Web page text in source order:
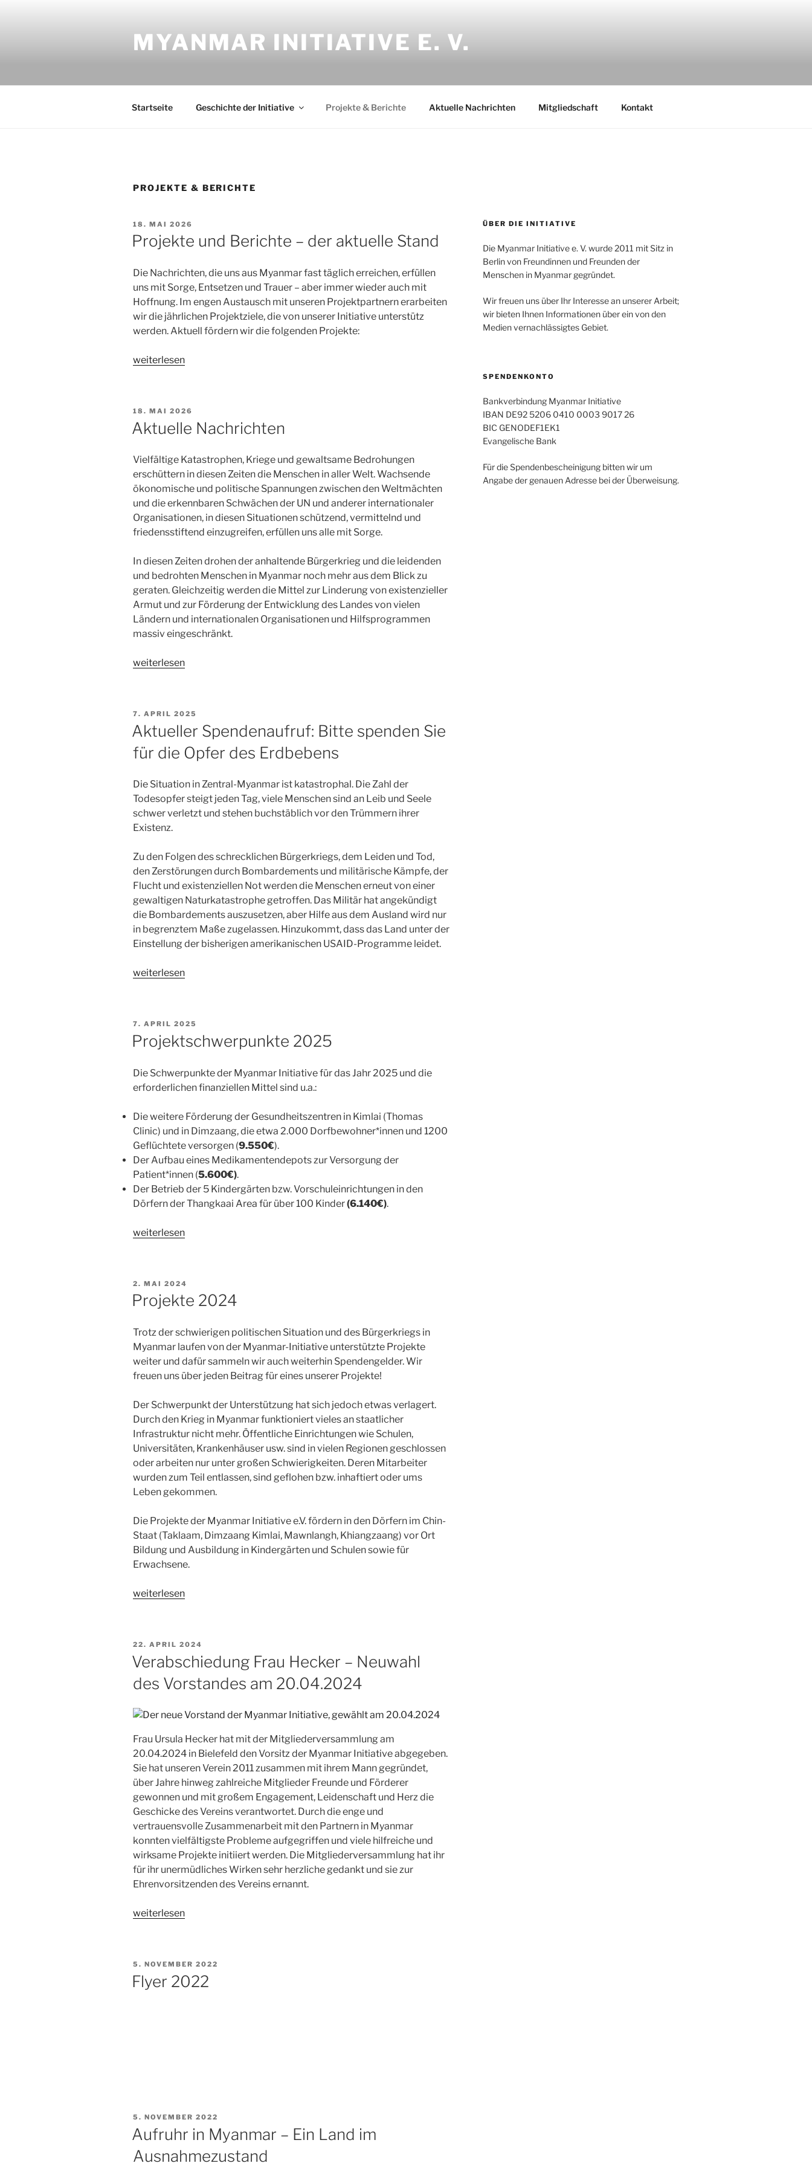
MYANMAR INITIATIVE E. V.
Startseite Geschichte der Initiative Projekte & Berichte Aktuelle Nachrichten Mitgliedschaft Kontakt
PROJEKTE & BERICHTE
VERÖFFENTLICHT
AM
18. MAI 2026
Projekte und Berichte – der aktuelle Stand
Die Nachrichten, die uns aus Myanmar fast täglich erreichen, erfüllen
uns mit Sorge, Entsetzen und Trauer – aber immer wieder auch mit
Hoffnung. Im engen Austausch mit unseren Projektpartnern erarbeiten
wir die jährlichen Projektziele, die von unserer Initiative unterstütz
werden. Aktuell fördern wir die folgenden Projekte:
„Projekte
der
aktuelle
weiterlesen
VERÖFFENTLICHT
18. MAI 2026
Aktuelle Nachrichten
Vielfältige Katastrophen, Kriege und gewaltsame Bedrohungen
erschüttern in diesen Zeiten die Menschen in aller Welt. Wachsende
ökonomische und politische Spannungen zwischen den Weltmächten
und die erkennbaren Schwächen der UN und anderer internationaler
Organisationen, in diesen Situationen schützend, vermittelnd und
friedensstiftend einzugreifen, erfüllen uns alle mit Sorge.
In diesen Zeiten drohen der anhaltende Bürgerkrieg und die leidenden
und bedrohten Menschen in Myanmar noch mehr aus dem Blick zu
geraten. Gleichzeitig werden die Mittel zur Linderung von existenzieller
Armut und zur Förderung der Entwicklung des Landes von vielen
Ländern und internationalen Organisationen und Hilfsprogrammen
massiv eingeschränkt.
„Aktuelle
weiterlesen
VERÖFFENTLICHT
AM
7. APRIL 2025
Aktueller Spendenaufruf: Bitte spenden Sie
für die Opfer des Erdbebens
Die Situation in Zentral-Myanmar ist katastrophal. Die Zahl der
Todesopfer steigt jeden Tag, viele Menschen sind an Leib und Seele
schwer verletzt und stehen buchstäblich vor den Trümmern ihrer
Existenz.
Zu den Folgen des schrecklichen Bürgerkriegs, dem Leiden und Tod,
den Zerstörungen durch Bombardements und militärische Kämpfe, der
Flucht und existenziellen Not werden die Menschen erneut von einer
gewaltigen Naturkatastrophe getroffen. Das Militär hat angekündigt
die Bombardements auszusetzen, aber Hilfe aus dem Ausland wird nur
in begrenztem Maße zugelassen. Hinzukommt, dass das Land unter der
Einstellung der bisherigen amerikanischen USAID-Programme leidet.
„Aktueller
für
Opfer
des
weiterlesen
VERÖFFENTLICHT
AM
7. APRIL 2025
Projektschwerpunkte 2025
Die Schwerpunkte der Myanmar Initiative für das Jahr 2025 und die
erforderlichen finanziellen Mittel sind u.a.:
Die weitere Förderung der Gesundheitszentren in Kimlai (Thomas
Clinic) und in Dimzaang, die etwa 2.000 Dorfbewohner*innen und 1200
Geflüchtete versorgen (9.550€).
Der Aufbau eines Medikamentendepots zur Versorgung der
Patient*innen (5.600€).
Der Betrieb der 5 Kindergärten bzw. Vorschuleinrichtungen in den
Dörfern der Thangkaai Area für über 100 Kinder(6.140€).
„Projektschwerpunkte
weiterlesen
VERÖFFENTLICHT
AM
2. MAI 2024
Projekte 2024
Trotz der schwierigen politischen Situation und des Bürgerkriegs in
Myanmar laufen von der Myanmar-Initiative unterstützte Projekte
weiter und dafür sammeln wir auch weiterhin Spendengelder. Wir
freuen uns über jeden Beitrag für eines unserer Projekte!
Der Schwerpunkt der Unterstützung hat sich jedoch etwas verlagert.
Durch den Krieg in Myanmar funktioniert vieles an staatlicher
Infrastruktur nicht mehr. Öffentliche Einrichtungen wie Schulen,
Universitäten, Krankenhäuser usw. sind in vielen Regionen geschlossen
oder arbeiten nur unter großen Schwierigkeiten. Deren Mitarbeiter
wurden zum Teil entlassen, sind geflohen bzw. inhaftiert oder ums
Leben gekommen.
Die Projekte der Myanmar Initiative e.V. fördern in den Dörfern im Chin-
Staat (Taklaam, Dimzaang Kimlai, Mawnlangh, Khiangzaang) vor Ort
Bildung und Ausbildung in Kindergärten und Schulen sowie für
Erwachsene.
„Projekte
weiterlesen
VERÖFFENTLICHT
22. APRIL 2024
Verabschiedung Frau Hecker – Neuwahl
des Vorstandes am 20.04.2024
Frau Ursula Hecker hat mit der Mitgliederversammlung am
20.04.2024 in Bielefeld den Vorsitz der Myanmar Initiative abgegeben.
Sie hat unseren Verein 2011 zusammen mit ihrem Mann gegründet,
über Jahre hinweg zahlreiche Mitglieder Freunde und Förderer
gewonnen und mit großem Engagement, Leidenschaft und Herz die
Geschicke des Vereins verantwortet. Durch die enge und
vertrauensvolle Zusammenarbeit mit den Partnern in Myanmar
konnten vielfältigste Probleme aufgegriffen und viele hilfreiche und
wirksame Projekte initiiert werden. Die Mitgliederversammlung hat ihr
für ihr unermüdliches Wirken sehr herzliche gedankt und sie zur
Ehrenvorsitzenden des Vereins ernannt.
„Verabschiedung
Neuwahl
des
weiterlesen
VERÖFFENTLICHT
AM
5. NOVEMBER 2022
Flyer 2022
VERÖFFENTLICHT
AM
5. NOVEMBER 2022
Aufruhr in Myanmar – Ein Land im
Ausnahmezustand
ÜBER DIE INITIATIVE
Die Myanmar Initiative e. V. wurde 2011 mit Sitz in
Berlin von Freundinnen und Freunden der
Menschen in Myanmar gegründet.
Wir freuen uns über Ihr Interesse an unserer Arbeit;
wir bieten Ihnen Informationen über ein von den
Medien vernachlässigtes Gebiet.
SPENDENKONTO
Bankverbindung Myanmar Initiative
IBAN DE92 5206 0410 0003 9017 26
BIC GENODEF1EK1
Evangelische Bank
Für die Spendenbescheinigung bitten wir um
Angabe der genauen Adresse bei der Überweisung.